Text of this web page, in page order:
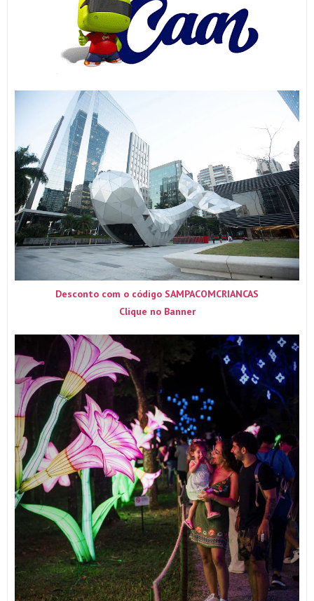
Desconto com o código SAMPACOMCRIANCAS
Clique no Banner